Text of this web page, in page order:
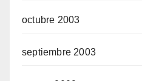
octubre 2003
septiembre 2003